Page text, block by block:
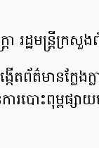
រដ្ឋមន្រ្តីក្រសួ
ត​ព័ត៌មាន​ក្លែង
រ​បោះ​ពុម្ព​ផ្សា